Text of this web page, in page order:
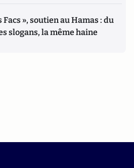
», soutien au Hamas : du
slogans, la même haine